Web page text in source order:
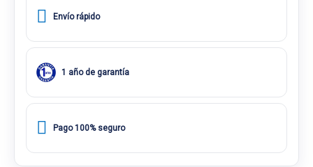
Envío rápido
1 año de garantía
Pago 100% seguro